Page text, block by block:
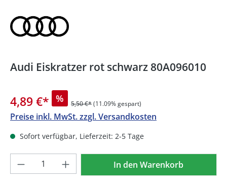
Audi Eiskratzer rot schwarz 80A096010
4,89 €* % 5,50 €*(11.09% gespart)
Preise inkl. MwSt. zzgl. Versandkosten
Sofort verfügbar, Lieferzeit: 2-5 Tage
Produkt Anzahl: Gib denIn den Warenkorb